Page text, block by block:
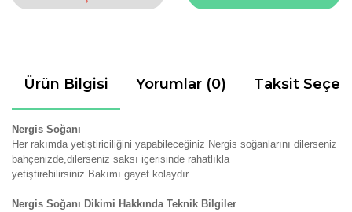
Ürün Bilgisi Yorumlar (0) Taksit
Nergis Soğanı
Her rakımda yetiştiriciliğini yapabileceğiniz Nergis soğanlarını dilerseniz
bahçenizde,dilerseniz saksı içerisinde rahatlıkla
yetiştirebilirsiniz.Bakımı gayet kolaydır.
Nergis Soğanı Dikimi Hakkında Teknik Bilgiler